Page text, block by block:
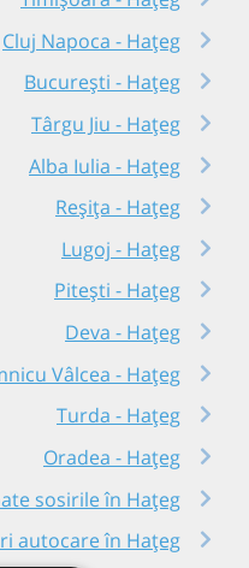
Cluj Napoca - Hațeg
București - Hațeg
Târgu Jiu - Hațeg
Alba Iulia - Hațeg
Reșița - Hațeg
Lugoj - Hațeg
Pitești - Hațeg
Deva - Hațeg
Vâlcea - Hațeg
Turda - Hațeg
Oradea - Hațeg
sosirile în Hațeg
autocare în Hațeg